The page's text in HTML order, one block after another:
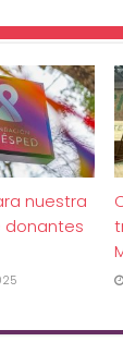
nuestra
donantes